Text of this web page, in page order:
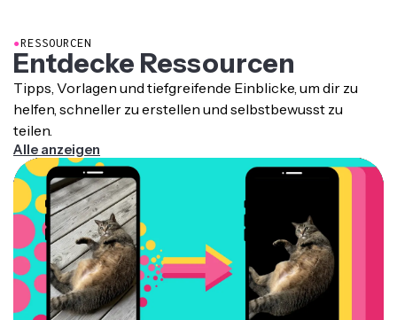
Entdecke Ressourcen
Tipps, Vorlagen und tiefgreifende Einblicke, um dir zu
helfen, schneller zu erstellen und selbstbewusst zu
teilen.
Alle anzeigen